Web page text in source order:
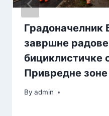
Градоначелник
завршне
бициклистичке
Привредне зоне
By admin